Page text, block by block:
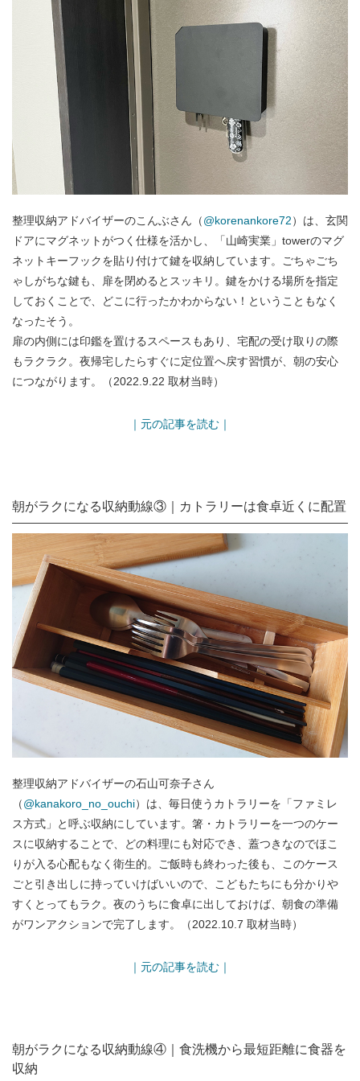
整理収納アドバイザーのこんぶさん（@korenankore72）は、玄関
ドアにマグネットがつく仕様を活かし、「山崎実業」towerのマグ
ネットキーフックを貼り付けて鍵を収納しています。ごちゃごち
ゃしがちな鍵も、扉を閉めるとスッキリ。鍵をかける場所を指定
しておくことで、どこに行ったかわからない！ということもなく
なったそう。
扉の内側には印鑑を置けるスペースもあり、宅配の受け取りの際
もラクラク。夜帰宅したらすぐに定位置へ戻す習慣が、朝の安心
につながります。（2022.9.22 取材当時）
｜元の記事を読む｜
朝がラクになる収納動線③｜カトラリーは食卓近くに配置
整理収納アドバイザーの石山可奈子さん
（@kanakoro_no_ouchi）は、毎日使うカトラリーを「ファミレ
ス方式」と呼ぶ収納にしています。箸・カトラリーを一つのケー
スに収納することで、どの料理にも対応でき、蓋つきなのでほこ
りが入る心配もなく衛生的。ご飯時も終わった後も、このケース
ごと引き出しに持っていけばいいので、こどもたちにも分かりや
すくとってもラク。夜のうちに食卓に出しておけば、朝食の準備
がワンアクションで完了します。（2022.10.7 取材当時）
｜元の記事を読む｜
朝がラクになる収納動線④｜食洗機から最短距離に食器を
収納